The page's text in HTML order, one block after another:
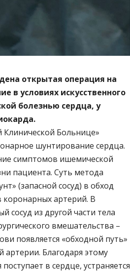
открытая операция на
в условиях искусственного
болезнью сердца, у
Больнице»
шунтирование сердца.
симптомов ишемической
пациента. Суть метода
(запасной сосуд) в обход
коронарных артерий. В
сосуд из другой части тела
вмешательства –
появляется «обходной путь»
артерии. Благодаря этому
в сердце, устраняется